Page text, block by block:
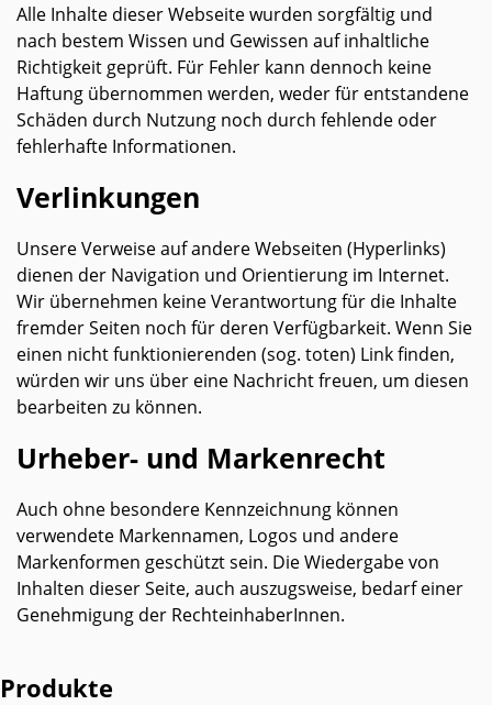
Alle Inhalte dieser Webseite wurden sorgfältig und
nach bestem Wissen und Gewissen auf inhaltliche
Richtigkeit geprüft. Für Fehler kann dennoch keine
Haftung übernommen werden, weder für entstandene
Schäden durch Nutzung noch durch fehlende oder
fehlerhafte Informationen.
Verlinkungen
Unsere Verweise auf andere Webseiten (Hyperlinks)
dienen der Navigation und Orientierung im Internet.
Wir übernehmen keine Verantwortung für die Inhalte
fremder Seiten noch für deren Verfügbarkeit. Wenn Sie
einen nicht funktionierenden (sog. toten) Link finden,
würden wir uns über eine Nachricht freuen, um diesen
bearbeiten zu können.
Urheber- und Markenrecht
Auch ohne besondere Kennzeichnung können
verwendete Markennamen, Logos und andere
Markenformen geschützt sein. Die Wiedergabe von
Inhalten dieser Seite, auch auszugsweise, bedarf einer
Genehmigung der RechteinhaberInnen.
Produkte